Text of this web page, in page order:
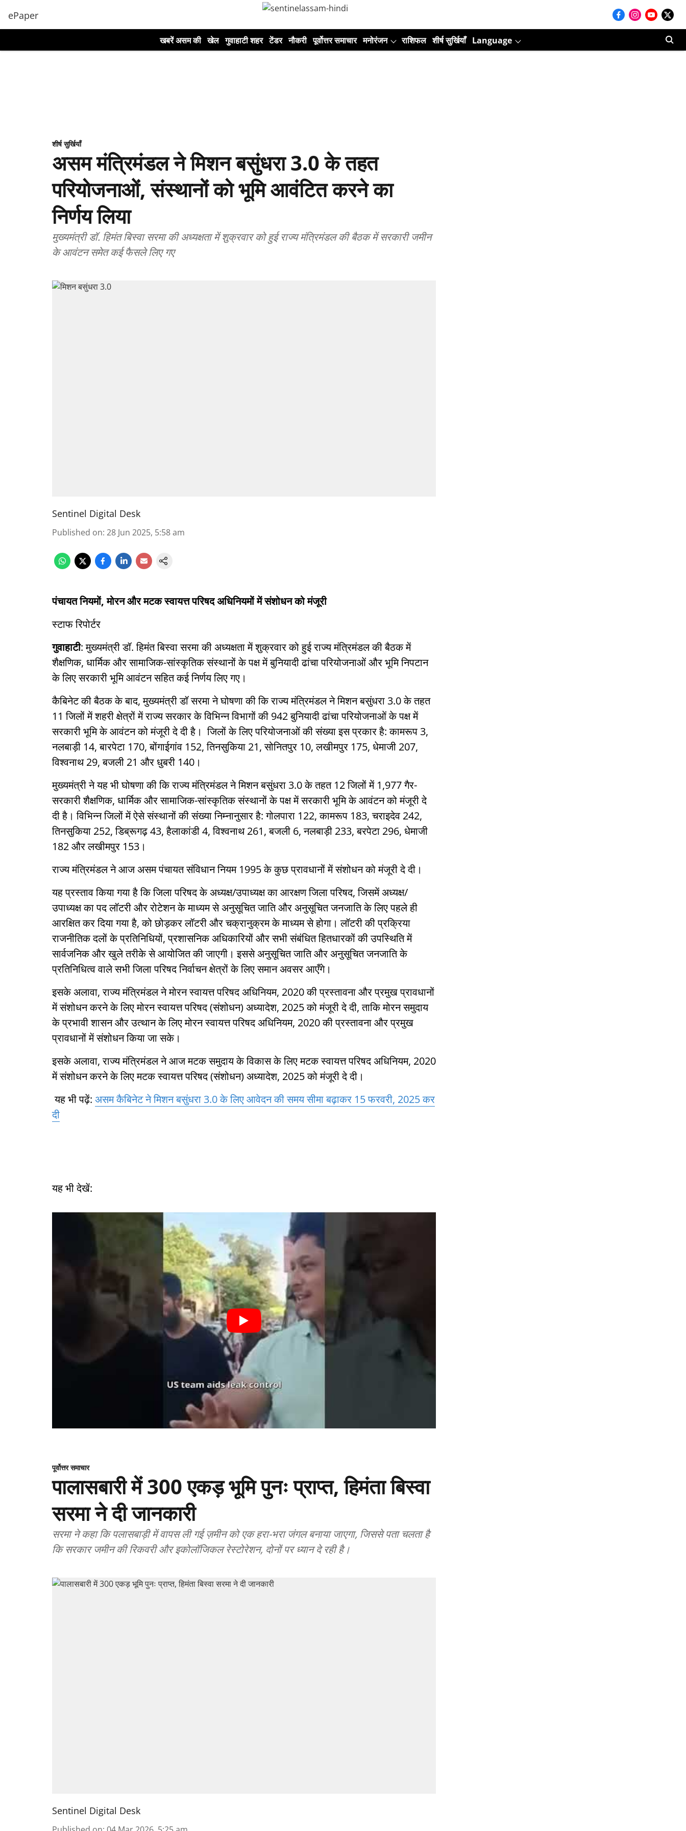
ePaper
खबरें असम की खेल गुवाहाटी शहर टेंडर नौकरी पूर्वोत्तर समाचार मनोरंजन राशिफल शीर्ष सुर्खियाँ Language
शीर्ष सुर्खियाँ
असम मंत्रिमंडल ने मिशन बसुंधरा 3.0 के तहत
परियोजनाओं, संस्थानों को भूमि आवंटित करने का
निर्णय लिया
मुख्यमंत्री डॉ. हिमंत बिस्वा सरमा की अध्यक्षता में शुक्रवार को हुई राज्य मंत्रिमंडल की बैठक में सरकारी जमीन
के आवंटन समेत कई फैसले लिए गए
Sentinel Digital Desk
Published on: 28 Jun 2025, 5:58 am
पंचायत नियमों, मोरन और मटक स्वायत्त परिषद अधिनियमों में संशोधन को मंजूरी
स्टाफ रिपोर्टर
गुवाहाटी: मुख्यमंत्री डॉ. हिमंत बिस्वा सरमा की अध्यक्षता में शुक्रवार को हुई राज्य मंत्रिमंडल की बैठक में
शैक्षणिक, धार्मिक और सामाजिक-सांस्कृतिक संस्थानों के पक्ष में बुनियादी ढांचा परियोजनाओं और भूमि निपटान
के लिए सरकारी भूमि आवंटन सहित कई निर्णय लिए गए।
कैबिनेट की बैठक के बाद, मुख्यमंत्री डॉ सरमा ने घोषणा की कि राज्य मंत्रिमंडल ने मिशन बसुंधरा 3.0 के तहत
11 जिलों में शहरी क्षेत्रों में राज्य सरकार के विभिन्न विभागों की 942 बुनियादी ढांचा परियोजनाओं के पक्ष में
सरकारी भूमि के आवंटन को मंजूरी दे दी है। जिलों के लिए परियोजनाओं की संख्या इस प्रकार है: कामरूप 3,
नलबाड़ी 14, बारपेटा 170, बोंगाईगांव 152, तिनसुकिया 21, सोनितपुर 10, लखीमपुर 175, धेमाजी 207,
विश्वनाथ 29, बजली 21 और धुबरी 140।
मुख्यमंत्री ने यह भी घोषणा की कि राज्य मंत्रिमंडल ने मिशन बसुंधरा 3.0 के तहत 12 जिलों में 1,977 गैर-
सरकारी शैक्षणिक, धार्मिक और सामाजिक-सांस्कृतिक संस्थानों के पक्ष में सरकारी भूमि के आवंटन को मंजूरी दे
दी है। विभिन्न जिलों में ऐसे संस्थानों की संख्या निम्नानुसार है: गोलपारा 122, कामरूप 183, चराइदेव 242,
तिनसुकिया 252, डिब्रूगढ़ 43, हैलाकांडी 4, विश्वनाथ 261, बजली 6, नलबाड़ी 233, बरपेटा 296, धेमाजी
182 और लखीमपुर 153।
राज्य मंत्रिमंडल ने आज असम पंचायत संविधान नियम 1995 के कुछ प्रावधानों में संशोधन को मंजूरी दे दी।
यह प्रस्ताव किया गया है कि जिला परिषद के अध्यक्ष/उपाध्यक्ष का आरक्षण जिला परिषद, जिसमें अध्यक्ष/
उपाध्यक्ष का पद लॉटरी और रोटेशन के माध्यम से अनुसूचित जाति और अनुसूचित जनजाति के लिए पहले ही
आरक्षित कर दिया गया है, को छोड़कर लॉटरी और चक्रानुक्रम के माध्यम से होगा। लॉटरी की प्रक्रिया
राजनीतिक दलों के प्रतिनिधियों, प्रशासनिक अधिकारियों और सभी संबंधित हितधारकों की उपस्थिति में
सार्वजनिक और खुले तरीके से आयोजित की जाएगी। इससे अनुसूचित जाति और अनुसूचित जनजाति के
प्रतिनिधित्व वाले सभी जिला परिषद निर्वाचन क्षेत्रों के लिए समान अवसर आएँगे।
इसके अलावा, राज्य मंत्रिमंडल ने मोरन स्वायत्त परिषद अधिनियम, 2020 की प्रस्तावना और प्रमुख प्रावधानों
में संशोधन करने के लिए मोरन स्वायत्त परिषद (संशोधन) अध्यादेश, 2025 को मंजूरी दे दी, ताकि मोरन समुदाय
के प्रभावी शासन और उत्थान के लिए मोरन स्वायत्त परिषद अधिनियम, 2020 की प्रस्तावना और प्रमुख
प्रावधानों में संशोधन किया जा सके।
इसके अलावा, राज्य मंत्रिमंडल ने आज मटक समुदाय के विकास के लिए मटक स्वायत्त परिषद अधिनियम, 2020
में संशोधन करने के लिए मटक स्वायत्त परिषद (संशोधन) अध्यादेश, 2025 को मंजूरी दे दी।
यह भी पढ़ें: असम कैबिनेट ने मिशन बसुंधरा 3.0 के लिए आवेदन की समय सीमा बढ़ाकर 15 फरवरी, 2025 कर
दी
यह भी देखें:
पूर्वोत्तर समाचार
पालासबारी में 300 एकड़ भूमि पुनः प्राप्त, हिमंता बिस्वा
सरमा ने दी जानकारी
सरमा ने कहा कि पलासबाड़ी में वापस ली गई ज़मीन को एक हरा-भरा जंगल बनाया जाएगा, जिससे पता चलता है
कि सरकार जमीन की रिकवरी और इकोलॉजिकल रेस्टोरेशन, दोनों पर ध्यान दे रही है।
Sentinel Digital Desk